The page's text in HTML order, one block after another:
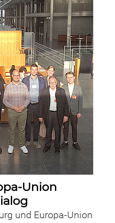
Union
und Europa-Union